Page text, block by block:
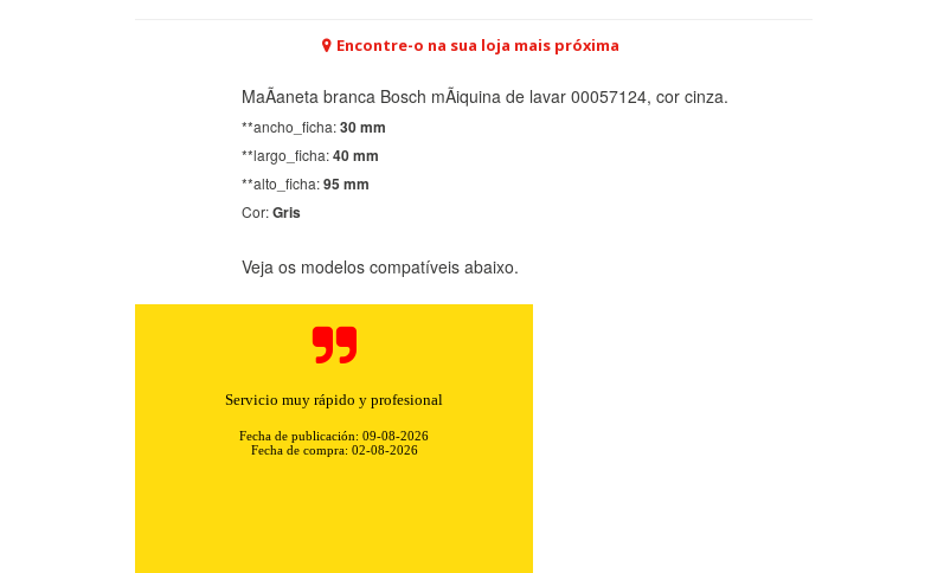
Encontre-o na sua loja mais próxima
MaÃaneta branca Bosch mÃiquina de lavar 00057124, cor cinza.
**ancho_ficha:30 mm
**largo_ficha:40 mm
**alto_ficha:95 mm
Cor:Gris
Veja os modelos compatíveis abaixo.
Servicio muy rápido y profesional
Fecha de publicación: 09-08-2026
Fecha de compra: 02-08-2026